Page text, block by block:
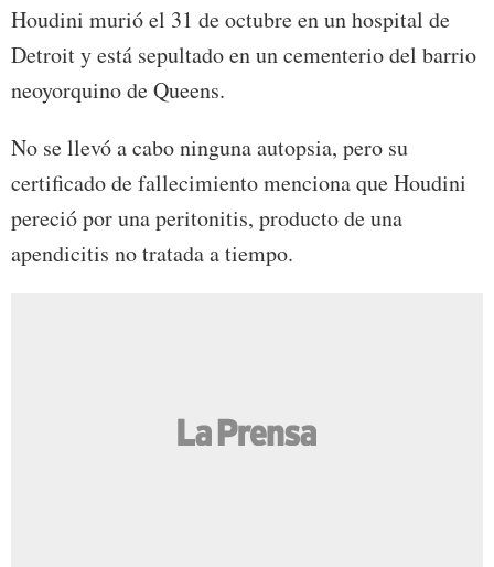
Houdini murió el 31 de octubre en un hospital de
Detroit y está sepultado en un cementerio del barrio
neoyorquino de Queens.
No se llevó a cabo ninguna autopsia, pero su
certificado de fallecimiento menciona que Houdini
pereció por una peritonitis, producto de una
apendicitis no tratada a tiempo.